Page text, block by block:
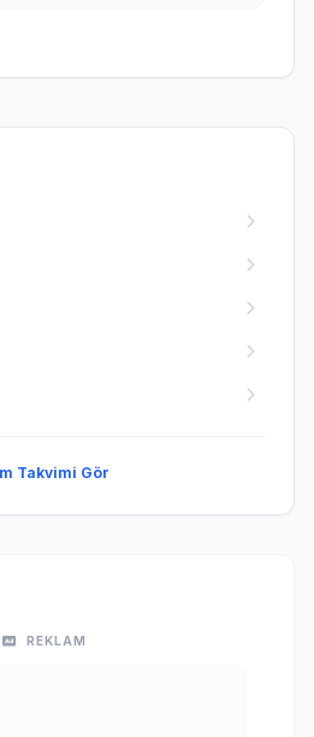
Takvimi Gör
REKLAM